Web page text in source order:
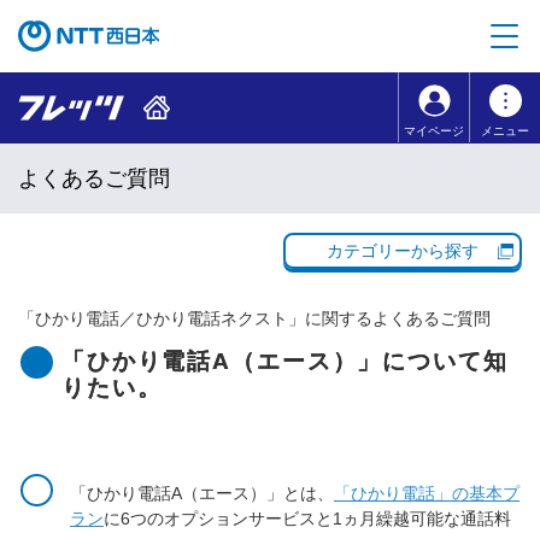
コンテンツのリンクナビゲーションへ移動
マイページ メニュー
よくあるご質問
カテゴリーから探す
「ひかり電話／ひかり電話ネクスト 」に関するよくあるご質問
「ひかり電話A（エース）」について知
りたい。
「ひかり電話A（エース）」とは、
「ひかり電話」の基本プ
ランに6つのオプションサービスと1ヵ月繰越可能な通話料